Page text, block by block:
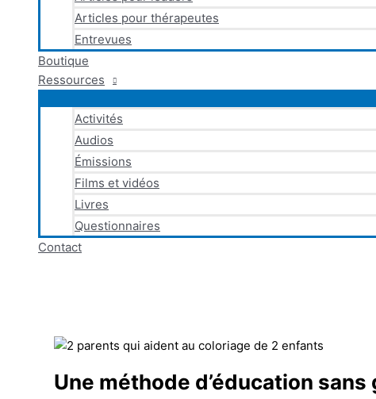
Articles pour thérapeutes
Entrevues
Boutique
Ressources
Activités
Audios
Émissions
Films et vidéos
Livres
Questionnaires
Contact
Une méthode d’éducation